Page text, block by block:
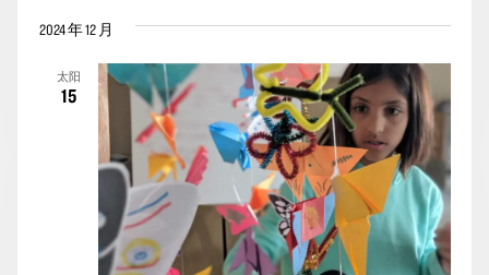
2024 年 12 月
太阳
15